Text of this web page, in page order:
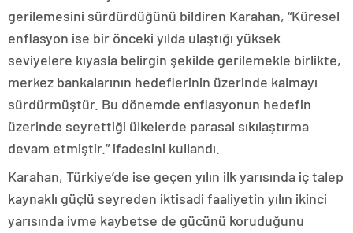
gerilemesini sürdürdüğünü bildiren Karahan, “Küresel
enflasyon ise bir önceki yılda ulaştığı yüksek
seviyelere kıyasla belirgin şekilde gerilemekle birlikte,
merkez bankalarının hedeflerinin üzerinde kalmayı
sürdürmüştür. Bu dönemde enflasyonun hedefin
üzerinde seyrettiği ülkelerde parasal sıkılaştırma
devam etmiştir.” ifadesini kullandı.
Karahan, Türkiye’de ise geçen yılın ilk yarısında iç talep
kaynaklı güçlü seyreden iktisadi faaliyetin yılın ikinci
yarısında ivme kaybetse de gücünü koruduğunu